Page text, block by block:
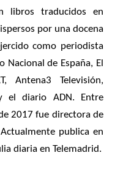
libros traducidos en
por una docena
como periodista
Nacional de España, El
Antena3 Televisión,
el diario ADN. Entre
2017 fue directora de
publica en
diaria en Telemadrid.